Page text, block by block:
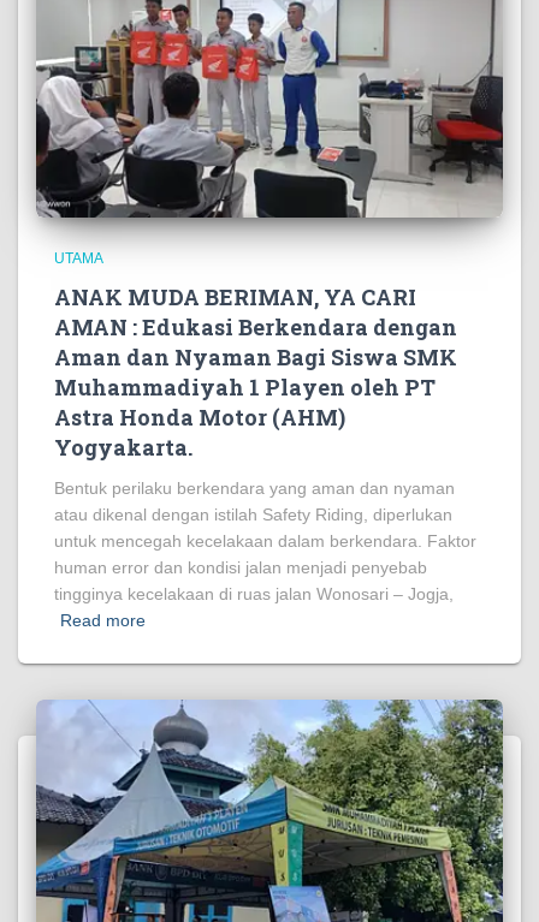
UTAMA
ANAK MUDA BERIMAN, YA CARI
AMAN : Edukasi Berkendara dengan
Aman dan Nyaman Bagi Siswa SMK
Muhammadiyah 1 Playen oleh PT
Astra Honda Motor (AHM)
Yogyakarta.
Bentuk perilaku berkendara yang aman dan nyaman
atau dikenal dengan istilah Safety Riding, diperlukan
untuk mencegah kecelakaan dalam berkendara. Faktor
human error dan kondisi jalan menjadi penyebab
tingginya kecelakaan di ruas jalan Wonosari – Jogja,
Read more